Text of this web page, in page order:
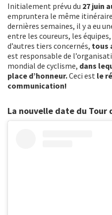
Initialement prévu du 27 juin
empruntera le même
dernières semaines, il y a eu
entre les coureurs, les
d’autres tiers concernés, tous
est responsable de
mondial de cyclisme, dans
place d’honneur.Ceci est le
communication!
La nouvelle date du Tour